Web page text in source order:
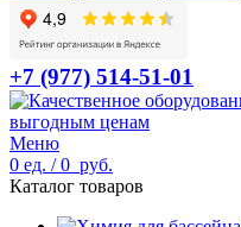
+7 (977) 514-51-01
Меню
0 ед. / 0 руб.
Каталог товаров